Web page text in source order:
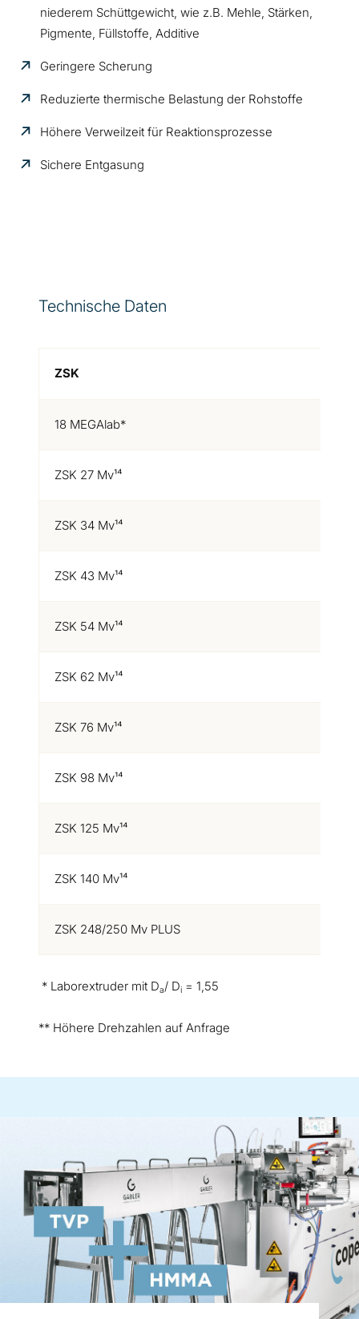
niederem Schüttgewicht, wie z.B. Mehle, Stärken,
Pigmente, Füllstoffe, Additive
Geringere Scherung
Reduzierte thermische Belastung der Rohstoffe
Höhere Verweilzeit für Reaktionsprozesse
Sichere Entgasung
Technische Daten
ZSK
18 MEGAlab*
ZSK 27 Mv¹⁴
ZSK 34 Mv¹⁴
ZSK 43 Mv¹⁴
ZSK 54 Mv¹⁴
ZSK 62 Mv¹⁴
ZSK 76 Mv¹⁴
ZSK 98 Mv¹⁴
ZSK 125 Mv¹⁴
ZSK 140 Mv¹⁴
ZSK 248/250 Mv PLUS
* Laborextruder mit Da/ Di = 1,55
** Höhere Drehzahlen auf Anfrage